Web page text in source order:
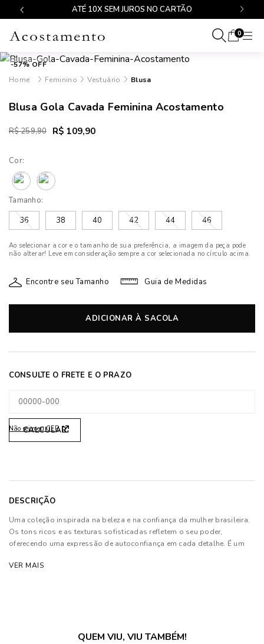
ATÉ 10X SEM JUROS NO CARTÃO
0
-57% OFF
Feminino
Vestuário Blusa
Blusa Gola Cavada Feminina Acostamento
R$ 259,90 R$ 109,90
Cor:
Tamanho:
36
38 40 42 44 46
Ao selecionar a cor e o tamanho de sua preferência, a imagem da peça pode
não alterar! Leve em consideração sempre a cor selecionada no círculo acima.
Encontre seu Tamanho Guia de Medidas
ADICIONAR À SACOLA
Não sei meu CEP
DESCRIÇÃO
Uma coleção inspirada na beleza e na confiança da mulher brasileira.
Os tons ricos e as texturas sofisticadas refletem o seu poder,
oferecendo uma expressão de autoconfiança em cada detalhe. É um
VER MAIS
QUEM VIU, VIU TAMBÉM!